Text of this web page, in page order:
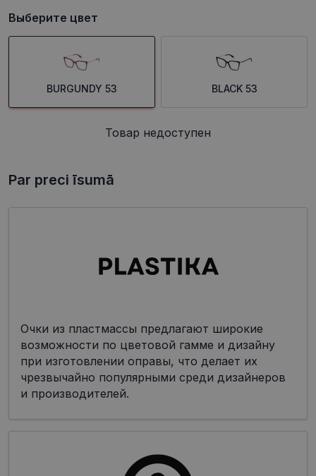
Выберите цвет
BURGUNDY 53 BLACK 53
Товар недоступен
Par preci īsumā
Очки из пластмассы предлагают широкие
возможности по цветовой гамме и дизайну
при изготовлении оправы, что делает их
чрезвычайно популярными среди дизайнеров
и производителей.